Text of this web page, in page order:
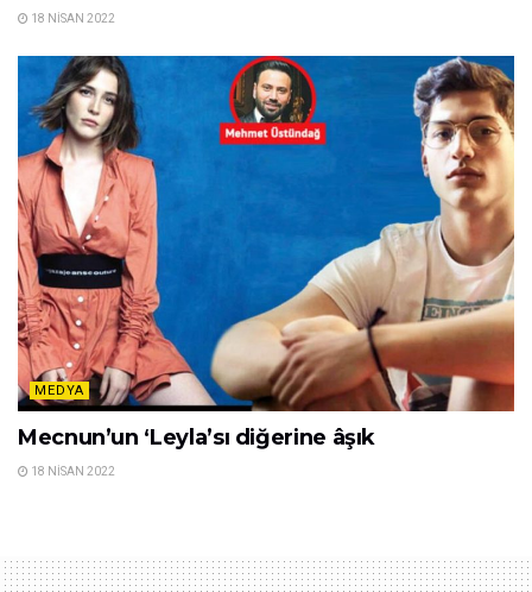
18 NISAN 2022
MEDYA
Mecnun’un ‘Leyla’sı diğerine âşık
18 NISAN 2022